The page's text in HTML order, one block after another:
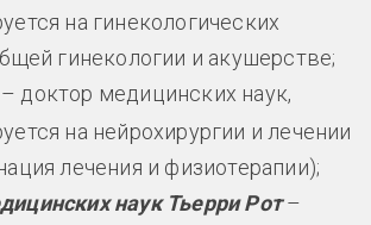
на гинекологических
гинекологии и акушерстве;
– доктор медицинских наук,
на нейрохирургии и лечении
лечения и физиотерапии);
наук Тьерри Рот–